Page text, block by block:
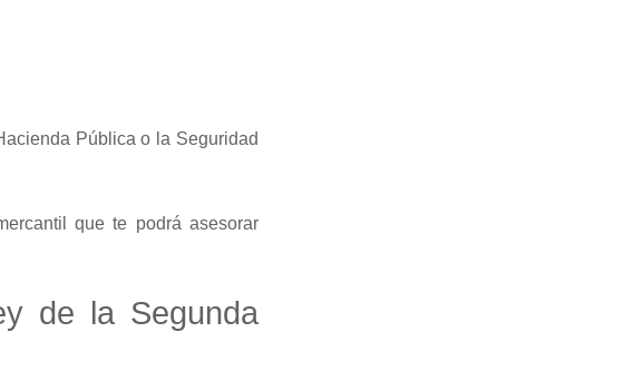
Pública o la Seguridad
que te podrá asesorar
de la Segunda